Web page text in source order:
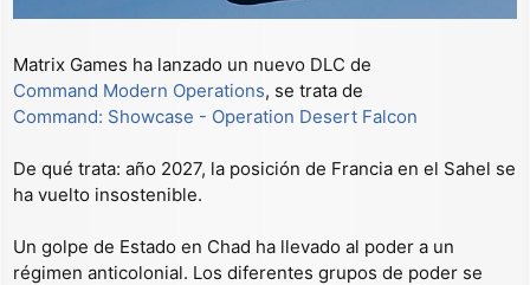
Matrix Games ha lanzado un nuevo DLC de
Command Modern Operations, se trata de
Command: Showcase - Operation Desert Falcon
De qué trata: año 2027, la posición de Francia en el Sahel se
ha vuelto insostenible.
Un golpe de Estado en Chad ha llevado al poder a un
régimen anticolonial. Los diferentes grupos de poder se